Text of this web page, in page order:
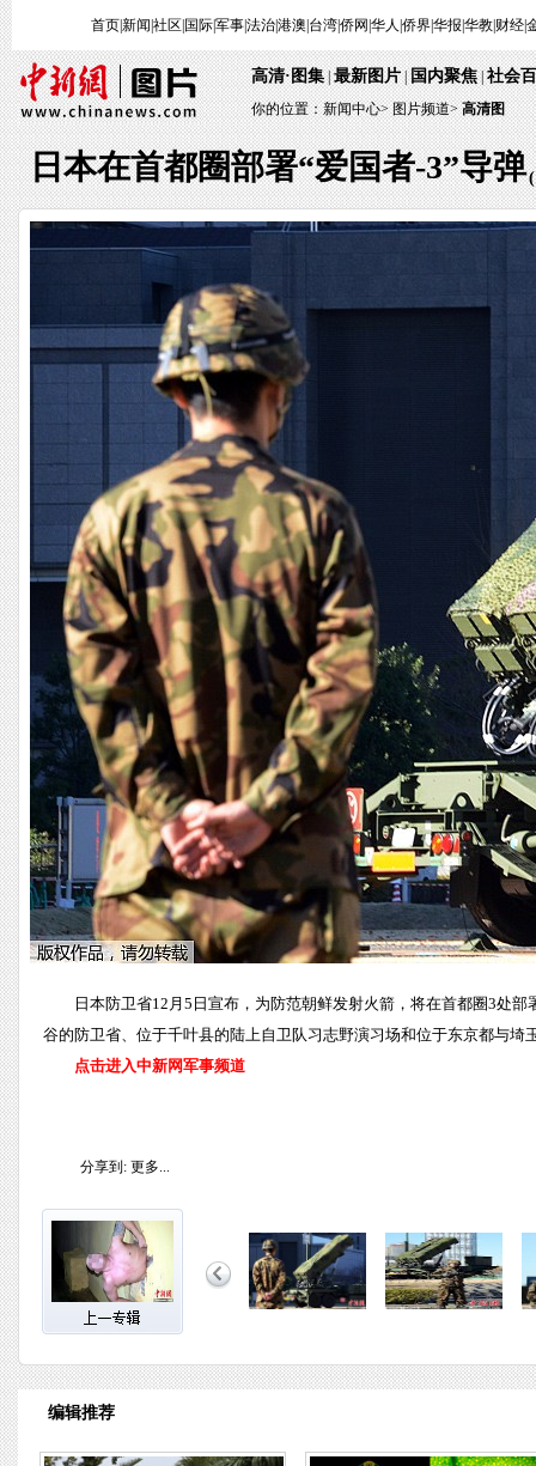
首页|新闻 社区 国际|军事|法治|港澳 台湾|侨网 华人 侨界|华报 华教| 财经|
高清·图集|最新图片|国内聚焦|社会
你的位置：新闻中心>图片频道> 高清图
日本在首都圈部署“爱国者-3”导弹(
日本防卫省12月5日宣布，为防范朝鲜发射火箭，将在首都圈3处
谷的防卫省、位于千叶县的陆上自卫队习志野演习场和位于东京都与
点击进入中新网军事频道
分享到: 更多...
编辑推荐